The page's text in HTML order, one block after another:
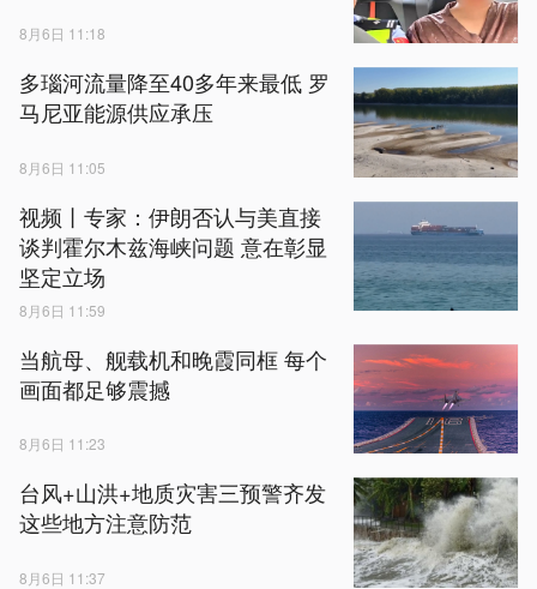
8月6日 11:18
多瑙河流量降至40多年来最低 罗
马尼亚能源供应承压
8月6日 11:05
视频丨专家：伊朗否认与美直接
谈判霍尔木兹海峡问题 意在彰显
坚定立场
8月6日 11:59
当航母、舰载机和晚霞同框 每个
画面都足够震撼
8月6日 11:23
台风+山洪+地质灾害三预警齐发
这些地方注意防范
8月6日 11:37